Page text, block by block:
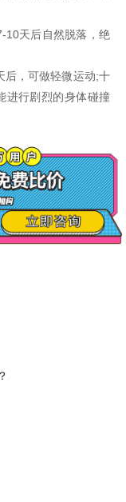
天后自然脱落，绝
，可做轻微运动;十
进行剧烈的身体碰撞